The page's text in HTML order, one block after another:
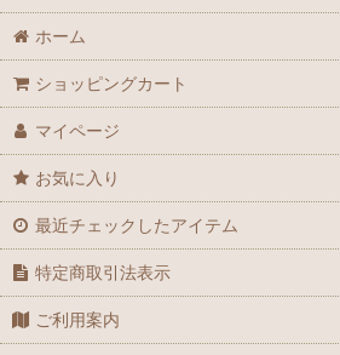
ホーム
ショッピングカート
マイページ
お気に入り
最近チェックしたアイテム
特定商取引法表示
ご利用案内